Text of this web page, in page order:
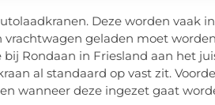
Deze worden vaak
geladen moet
bij Rondaan in Friesland aan het
al standaard op vast zit.
wanneer deze ingezet gaat